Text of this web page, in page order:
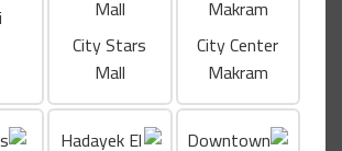
City Center
Makram
City Stars
Mall